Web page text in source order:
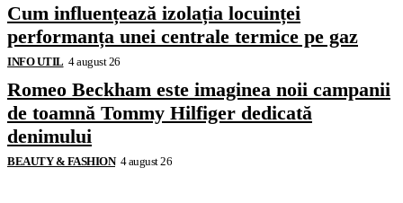
Cum influențează izolația locuinței
performanța unei centrale termice pe gaz
INFO UTIL 4 august 26
Romeo Beckham este imaginea noii campanii
de toamnă Tommy Hilfiger dedicată
denimului
BEAUTY & FASHION 4 august 26